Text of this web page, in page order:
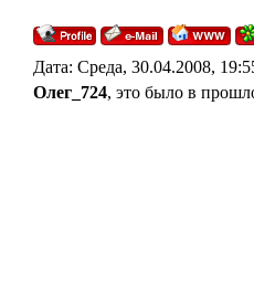
Дата: Среда, 30.04.2008,
Олег_724, это было в